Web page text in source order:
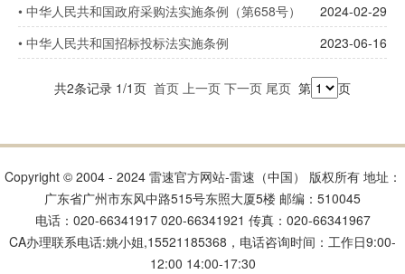
• 中华人民共和国政府采购法实施条例（第658号）
2024-02-29
• 中华人民共和国招标投标法实施条例 2023-06-16
共2条记录 1/1页 首页 上一页 下一页 尾页 第 页
Copyright © 2004 - 2024 雷速官方网站-雷速（中国） 版权所有 地址：
广东省广州市东风中路515号东照大厦5楼 邮编：510045
电话：020-66341917 020-66341921 传真：020-66341967
CA办理联系电话:姚小姐,15521185368，电话咨询时间：工作日9:00-
12:00 14:00-17:30